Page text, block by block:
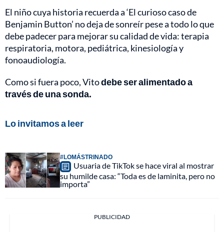
El niño cuya historia recuerda a ‘El curioso caso de
Benjamin Button’ no deja de sonreír pese a todo lo que
debe padecer para mejorar su calidad de vida: terapia
respiratoria, motora, pediátrica, kinesiología y
fonoaudiología.
Como si fuera poco, Vitodebe ser alimentado a
través de una sonda.
Lo invitamos a leer
#LOMÁSTRINADO
Usuaria de TikTok se hace viral al mostrar
su humilde casa: “Toda es de laminita, pero no
importa”
PUBLICIDAD